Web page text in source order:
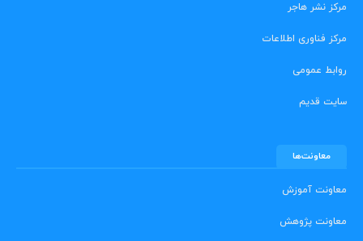
مرکز نشر هاجر
مرکز فناوری اطلاعات
روابط عمومی
سایت قدیم
معاونت‌ها
معاونت آموزش
معاونت پژوهش